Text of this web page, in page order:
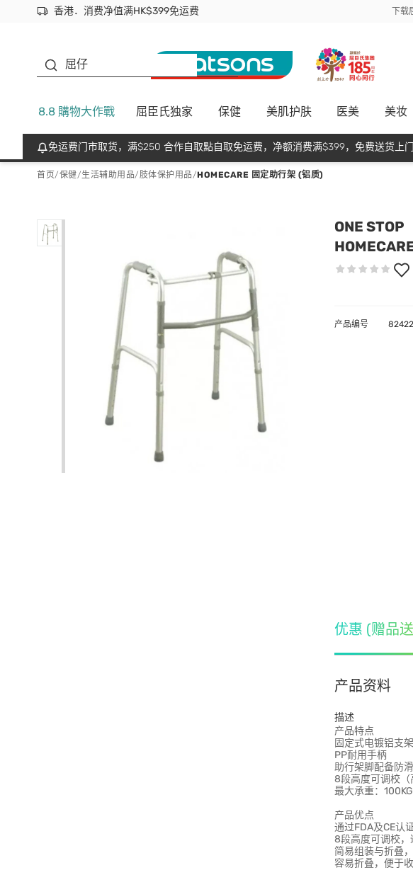
香港．消费净值满HK$399免运费
立即成为易赏钱会员尽享独家优惠
首次APP下单买满$450 输入 NEWAPP 即减$50 下载
屈仔
8.8 購物大作戰 屈臣氏独家 保健 美肌护肤 医美 美妆
免运费门市取货，满$250 合作自取點自取免运费，净额消费满$399，免费送货上门
首页/保健/生活辅助用品/肢体保护用品/HOMECARE 固定助行架 (铝质)
ONE STOP
产品编号
优惠 (赠品
产品资料
描述
产品特点
固定式电镀铝支架
PP耐用手柄
助行架脚配备防
8段高度可调校（
最大承重：100KG
产品优点
通过FDA及CE认
8段高度可调校
简易组装与折叠
容易折叠，便于